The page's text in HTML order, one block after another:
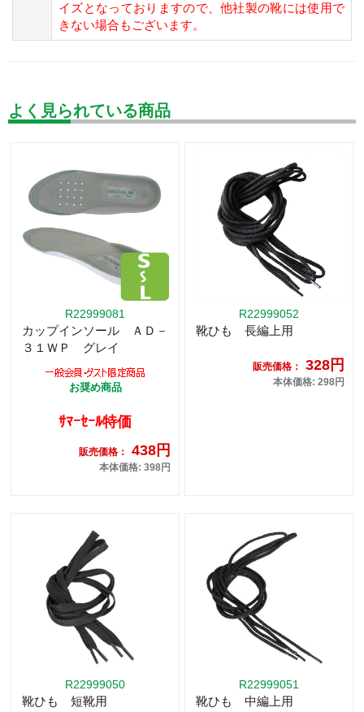
イズとなっておりますので、他社製の靴には使用で
きない場合もございます。
よく見られている商品
R22999081
カップインソール ＡＤ－
３１ＷＰ グレイ
お奨め商品
ｻﾏｰｾｰﾙ特価
販売価格： 438円
本体価格: 398円
R22999052
靴ひも 長編上用
販売価格： 328円
本体価格: 298円
R22999050
靴ひも 短靴用
R22999051
靴ひも 中編上用